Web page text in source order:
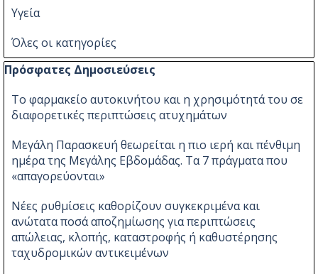
Υγεία
Όλες οι κατηγορίες
Παράλειψη μπλόκ Πρόσφατες Δημοσιεύσεις
Πρόσφατες Δημοσιεύσεις
Το φαρμακείο αυτοκινήτου και η χρησιμότητά του σε
διαφορετικές περιπτώσεις ατυχημάτων
Μεγάλη Παρασκευή θεωρείται η πιο ιερή και πένθιμη
ημέρα της Μεγάλης Εβδομάδας. Τα 7 πράγματα που
«απαγορεύονται»
Νέες ρυθμίσεις καθορίζουν συγκεκριμένα και
ανώτατα ποσά αποζημίωσης για περιπτώσεις
απώλειας, κλοπής, καταστροφής ή καθυστέρησης
ταχυδρομικών αντικειμένων